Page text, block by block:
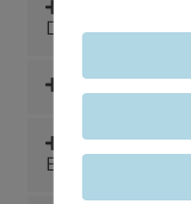
II. Name
III.
IV.
Erstellung von